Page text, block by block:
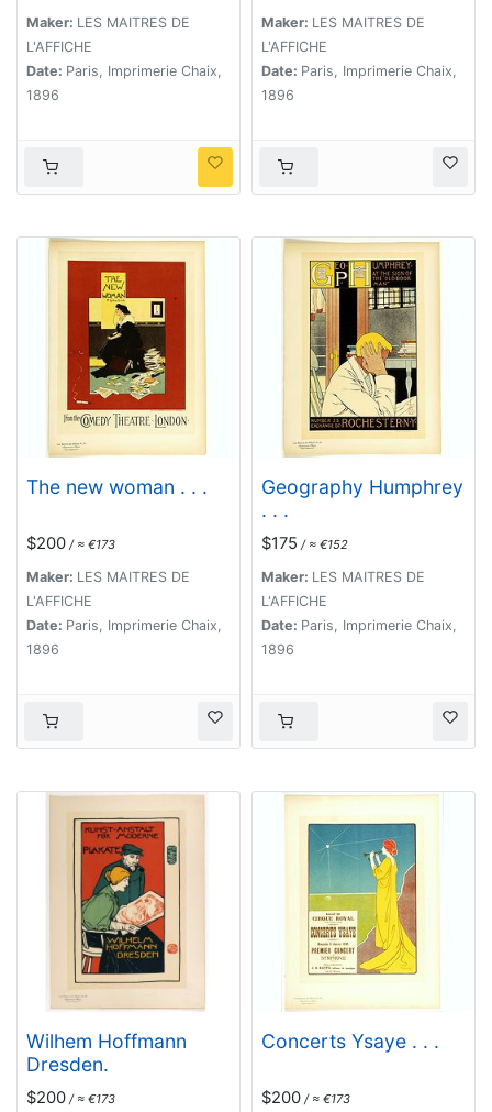
Maker: LES MAITRES DE
L'AFFICHE
Date: Paris, Imprimerie Chaix,
1896
Maker: LES MAITRES DE
L'AFFICHE
Date: Paris, Imprimerie Chaix,
1896
The new woman . . .
$200 / ≈ €173
Maker: LES MAITRES DE
L'AFFICHE
Date: Paris, Imprimerie Chaix,
1896
Geography Humphrey
. . .
$175 / ≈ €152
Maker: LES MAITRES DE
L'AFFICHE
Date: Paris, Imprimerie Chaix,
1896
Wilhem Hoffmann
Dresden.
$200 / ≈ €173
Concerts Ysaye . . .
$200 / ≈ €173